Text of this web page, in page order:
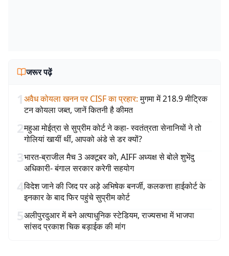
जरूर पढ़ें
1अवैध कोयला खनन पर CISF का प्रहार: मुगमा में 218.9 मीट्रिक
टन कोयला जब्त, जानें कितनी है कीमत
2महुआ मोईत्रा से सुप्रीम कोर्ट ने कहा- स्वतंत्रता सेनानियों ने तो
गोलियां खायीं थीं, आपको अंडे से डर क्यों?
3भारत-ब्राजील मैच 3 अक्टूबर को, AIFF अध्यक्ष से बोले शुभेंदु
अधिकारी- बंगाल सरकार करेगी सहयोग
4विदेश जाने की जिद पर अड़े अभिषेक बनर्जी, कलकत्ता हाईकोर्ट के
इनकार के बाद फिर पहुंचे सुप्रीम कोर्ट
5अलीपुरदुआर में बने अत्याधुनिक स्टेडियम, राज्यसभा में भाजपा
सांसद प्रकाश चिक बड़ाईक की मांग